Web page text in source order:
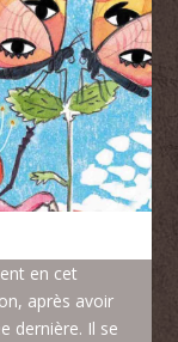
en cet
après avoir
dernière. Il se